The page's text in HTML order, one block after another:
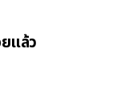
แล้ว